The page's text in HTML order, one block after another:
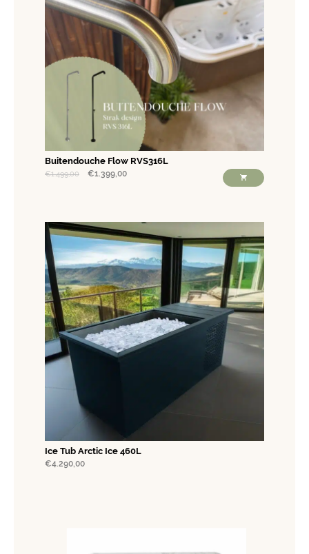
Buitendouche Flow RVS316L
€1.499,00 €1.399,00
Ice Tub Arctic Ice 460L
€4.290,00